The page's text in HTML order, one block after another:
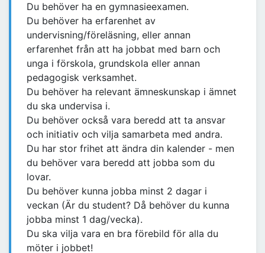
Du behöver ha en gymnasieexamen.
Du behöver ha erfarenhet av
undervisning/föreläsning, eller annan
erfarenhet från att ha jobbat med barn och
unga i förskola, grundskola eller annan
pedagogisk verksamhet.
Du behöver ha relevant ämneskunskap i ämnet
du ska undervisa i.
Du behöver också vara beredd att ta ansvar
och initiativ och vilja samarbeta med andra.
Du har stor frihet att ändra din kalender - men
du behöver vara beredd att jobba som du
lovar.
Du behöver kunna jobba minst 2 dagar i
veckan (Är du student? Då behöver du kunna
jobba minst 1 dag/vecka).
Du ska vilja vara en bra förebild för alla du
möter i jobbet!